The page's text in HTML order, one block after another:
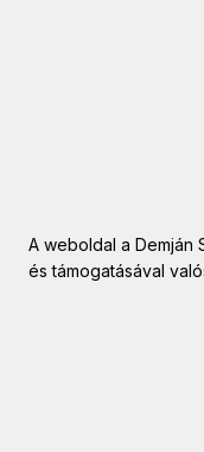
A weboldal a Demján
és támogatásával